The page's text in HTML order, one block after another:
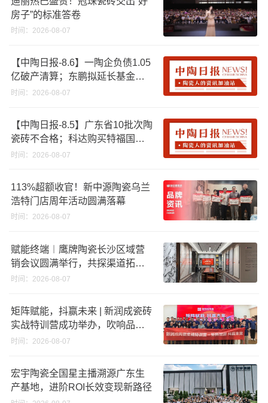
房子”的标准答卷
时间：2026-08-07
【中陶日报-8.6】一陶企负债1.05
亿破产清算；东鹏拟延长基金投
资期限；工信部开展建陶行业能
时间：2026-08-07
【中陶日报-8.5】广东省10批次陶
瓷砖不合格；科达购买特福国际
股份申请未通过；蒙娜丽莎5千万
破18亿元
时间：2026-08-07
113%超额收官！新中源陶瓷乌兰
浩特门店周年活动圆满落幕
时间：2026-08-07
赋能终端︱鹰牌陶瓷长沙区域营
销会议圆满举行，共探渠道拓展
与门店升级新路径
时间：2026-08-07
矩阵赋能，抖赢未来 | 新润成瓷砖
实战特训营成功举办，吹响品牌
秋季营销冲锋号！
时间：2026-08-07
宏宇陶瓷全国星主播溯源广东生
产基地，进阶ROI长效变现新路径